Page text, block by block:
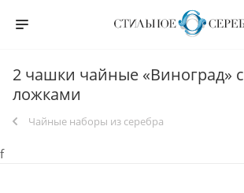
2 чашки чайные «Виноград» с
ложками
Чайные наборы из серебра
f